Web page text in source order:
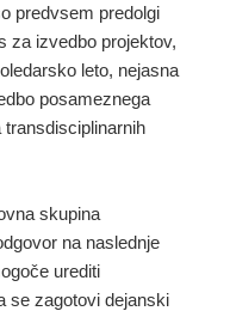
predvsem predolgi
za izvedbo projektov,
leto, nejasna
posameznega
transdisciplinarnih
skupina
na naslednje
urediti
se zagotovi dejanski